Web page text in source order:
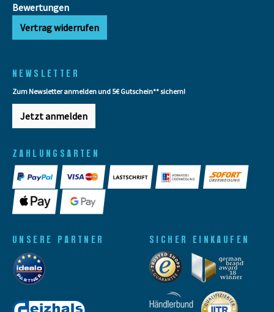
Bewertungen
Vertrag widerrufen
NEWSLETTER
Zum Newsletter anmelden und 5€ Gutschein** sichern!
Jetzt anmelden
ZAHLUNGSARTEN
UNSERE PARTNER SICHER EINKAUFEN